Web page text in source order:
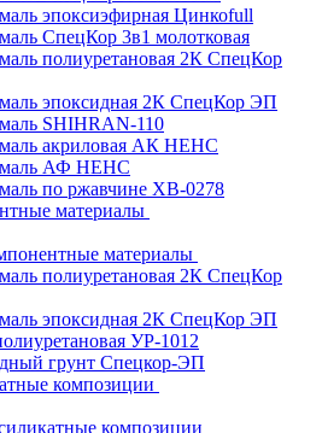
эпоксиэфирная Цинкоfull
СпецКор 3в1 молотковая
полиуретановая 2К СпецКор
эпоксидная 2К СпецКор ЭП
SHIHRAN-110
акриловая АК НЕНС
АФ НЕНС
по ржавчине ХВ-0278
материалы
материалы
полиуретановая 2К СпецКор
эпоксидная 2К СпецКор ЭП
УР-1012
грунт Спецкор-ЭП
композиции
композиции